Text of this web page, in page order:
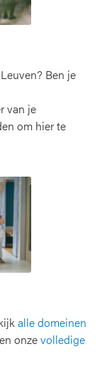
Ben je
van je
om hier te
alle domeinen
onzevolledige